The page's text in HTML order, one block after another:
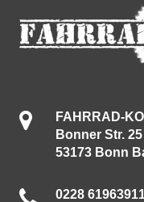
FAHRRAD-
Bonner Str. 25
53173 Bonn
0228